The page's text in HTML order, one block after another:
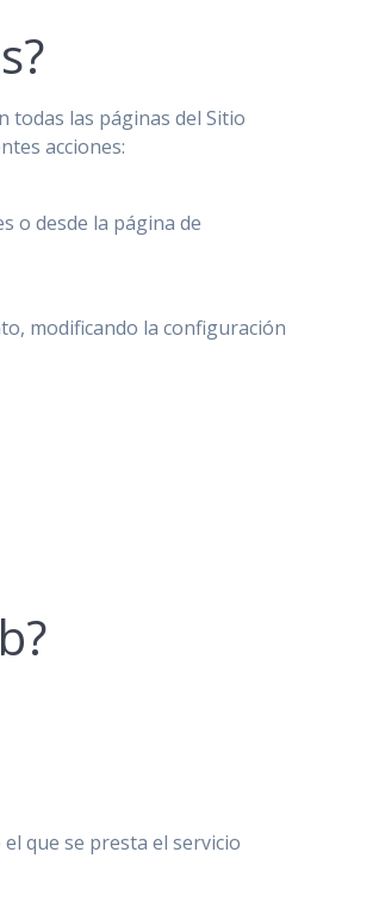
todas las páginas del Sitio
acciones:
o desde la página de
modificando la configuración
que se presta el servicio